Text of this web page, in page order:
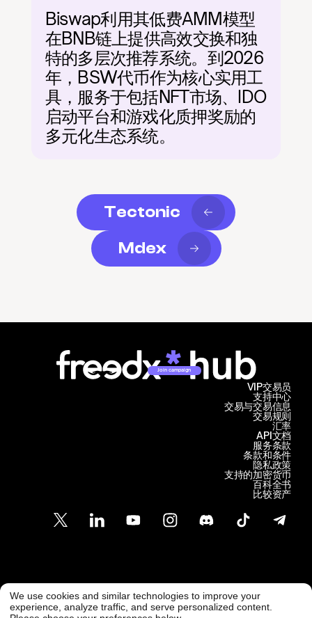
Biswap利用其低费AMM模型
在BNB链上提供高效交换和独
特的多层次推荐系统。到2026
年，BSW代币作为核心实用工
具，服务于包括NFT市场、IDO
启动平台和游戏化质押奖励的
多元化生态系统。
Tectonic
Mdex
Join campaign
支持中心
交易与交易信息
VIP交易员
交易规则
汇率
API文档
服务条款
条款和条件
隐私政策
支持的加密货币
百科全书
比较资产
客户支持
support@freedx.com @ Freedx 2026
We use cookies and similar technologies to improve your
experience, analyze traffic, and serve personalized content.